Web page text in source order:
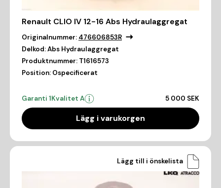
Renault CLIO IV 12-16 Abs Hydraulaggregat
Originalnummer: 476606853R
Delkod:Abs Hydraulaggregat
Produktnummer: T1616573
Position: Ospecificerat
Garanti 1Kvalitet A 5 000 SEK
Lägg i varukorgen
Lägg till i önskelista